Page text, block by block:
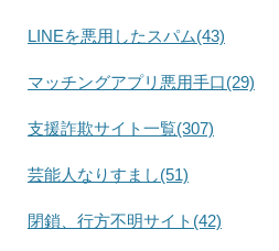
LINEを悪用したスパム(43)
マッチングアプリ悪用手口(29)
支援詐欺サイト一覧(307)
芸能人なりすまし(51)
閉鎖、行方不明サイト(42)